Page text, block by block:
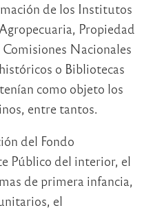
de los Institutos
Propiedad
Nacionales
o Bibliotecas
como objeto los
entre tantos.
del Fondo
Público del interior, el
de primera infancia,
el